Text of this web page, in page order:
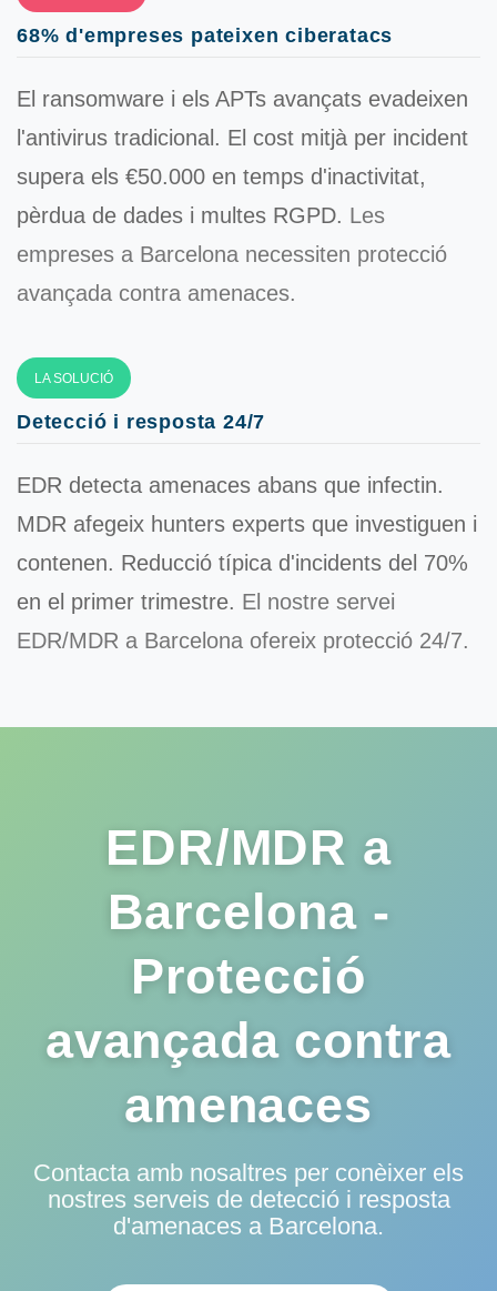
68% d'empreses pateixen ciberatacs
El ransomware i els APTs avançats evadeixen
l'antivirus tradicional. El cost mitjà per incident
supera els €50.000 en temps d'inactivitat,
pèrdua de dades i multes RGPD. Les
empreses a Barcelona necessiten protecció
avançada contra amenaces.
LA SOLUCIÓ
Detecció i resposta 24/7
EDR detecta amenaces abans que infectin.
MDR afegeix hunters experts que investiguen i
contenen. Reducció típica d'incidents del 70%
en el primer trimestre. El nostre servei
EDR/MDR a Barcelona ofereix protecció 24/7.
EDR/MDR a
Barcelona -
Protecció
avançada contra
amenaces
Contacta amb nosaltres per conèixer els
nostres serveis de detecció i resposta
d'amenaces a Barcelona.